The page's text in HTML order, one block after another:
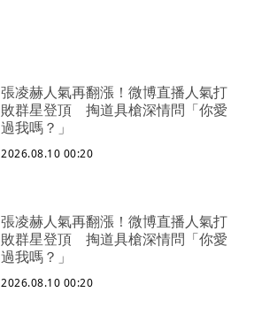
張凌赫人氣再翻漲！微博直播人氣打
敗群星登頂 掏道具槍深情問「你愛
過我嗎？」
2026.08.10 00:20
張凌赫人氣再翻漲！微博直播人氣打
敗群星登頂 掏道具槍深情問「你愛
過我嗎？」
2026.08.10 00:20